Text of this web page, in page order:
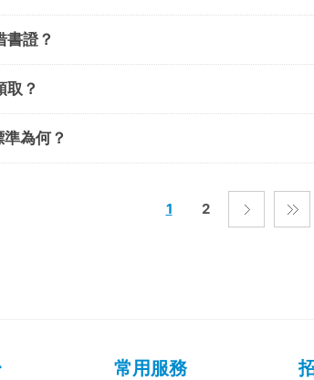
證？
取？
為何？
1 2
常用服務